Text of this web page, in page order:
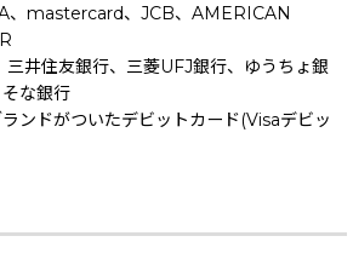
、mastercard、JCB、AMERICAN
三井住友銀行、三菱UFJ銀行、ゆうちょ銀
な銀行
ランドがついたデビットカード(Visaデビッ